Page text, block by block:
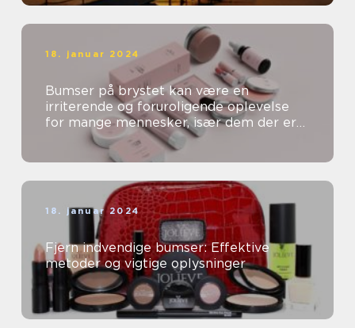
18. januar 2024
Bumser på brystet kan være en
irriterende og foruroligende oplevelse
for mange mennesker, især dem der er
særligt opmærksomme på deres
skønhed og kosm...
18. januar 2024
Fjern indvendige bumser: Effektive
metoder og vigtige oplysninger